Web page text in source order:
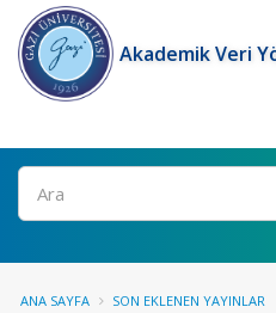
Akademik Veri
Ara
ANA SAYFA SON EKLENEN YAYINLAR